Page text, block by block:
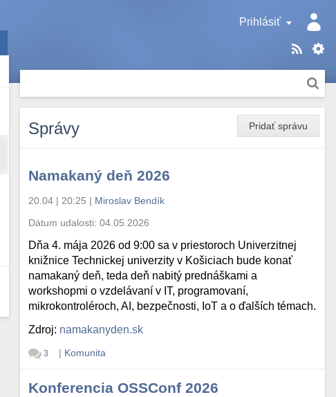
Prihlásiť
Pridať správu
Správy
Namakaný deň 2026
20.04 | 20:25 | Miroslav Bendík
Dátum udalosti:04.05.2026
Dňa 4. mája 2026 od 9:00 sa v priestoroch Univerzitnej
knižnice Technickej univerzity v Košiciach bude konať
namakaný deň, teda deň nabitý prednáškami a
workshopmi o vzdelávaní v IT, programovaní,
mikrokontroléroch, AI, bezpečnosti, IoT a o ďalších témach.
Zdroj: namakanyden.sk
3 | Komunita
Konferencia OSSConf 2026